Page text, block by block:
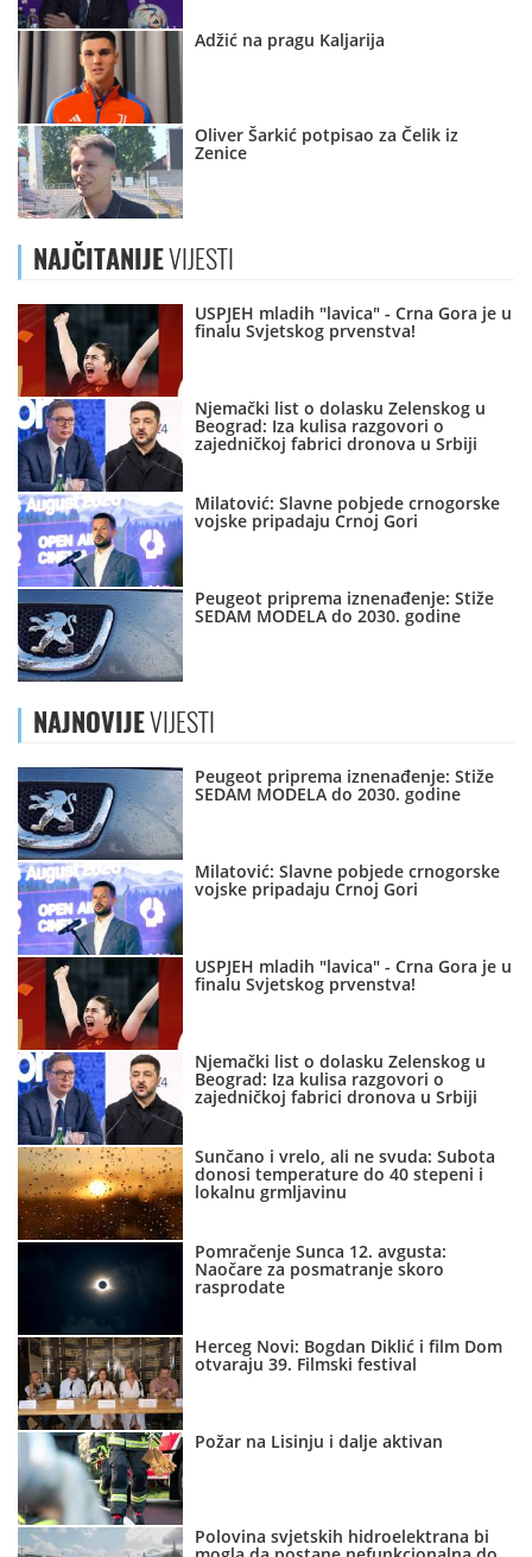
Adžić na pragu Kaljarija
Oliver Šarkić potpisao za Čelik iz
Zenice
NAJČITANIJEVIJESTI
USPJEH mladih "lavica" - Crna Gora je u
finalu Svjetskog prvenstva!
Njemački list o dolasku Zelenskog u
Beograd: Iza kulisa razgovori o
zajedničkoj fabrici dronova u Srbiji
Milatović: Slavne pobjede crnogorske
vojske pripadaju Crnoj Gori
Peugeot priprema iznenađenje: Stiže
SEDAM MODELA do 2030. godine
NAJNOVIJEVIJESTI
Peugeot priprema iznenađenje: Stiže
SEDAM MODELA do 2030. godine
Milatović: Slavne pobjede crnogorske
vojske pripadaju Crnoj Gori
USPJEH mladih "lavica" - Crna Gora je u
finalu Svjetskog prvenstva!
Njemački list o dolasku Zelenskog u
Beograd: Iza kulisa razgovori o
zajedničkoj fabrici dronova u Srbiji
Sunčano i vrelo, ali ne svuda: Subota
donosi temperature do 40 stepeni i
lokalnu grmljavinu
Pomračenje Sunca 12. avgusta:
Naočare za posmatranje skoro
rasprodate
Herceg Novi: Bogdan Diklić i film Dom
otvaraju 39. Filmski festival
Požar na Lisinju i dalje aktivan
Polovina svjetskih hidroelektrana bi